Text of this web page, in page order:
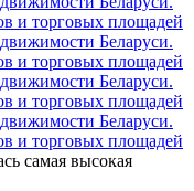
и торговых площадей
Беларуси.
и торговых площадей
Беларуси.
и торговых площадей
Беларуси.
и торговых площадей
самая высокая